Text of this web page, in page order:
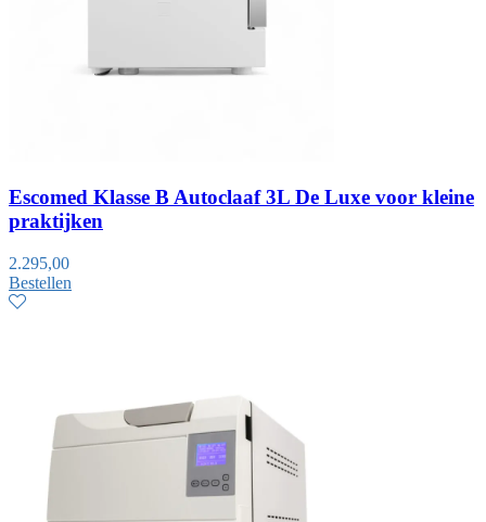
Escomed Klasse B Autoclaaf 3L De Luxe voor kleine
praktijken
2.295,00
Bestellen